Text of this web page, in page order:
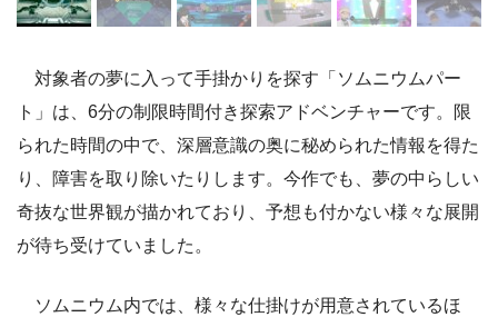
対象者の夢に入って手掛かりを探す「ソムニウムパー
ト」は、6分の制限時間付き探索アドベンチャーです。限
られた時間の中で、深層意識の奥に秘められた情報を得た
り、障害を取り除いたりします。今作でも、夢の中らしい
奇抜な世界観が描かれており、予想も付かない様々な展開
が待ち受けていました。
ソムニウム内では、様々な仕掛けが用意されているほ